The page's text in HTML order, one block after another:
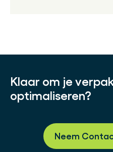
Klaar om je
optimaliseren?
Neem